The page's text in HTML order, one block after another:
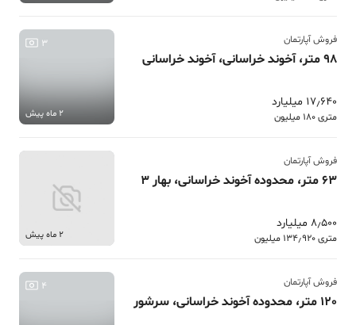
فروش آپارتمان
98 متر، آخوند خراسانی، آخوند خراسانی
17٫640 میلیارد
متری 180 میلیون
3
2 ماه پیش
فروش آپارتمان
63 متر، محدوده آخوند خراسانی، بهار 3
8٫500 میلیارد
متری 134٫920 میلیون 2 ماه پیش
فروش آپارتمان
120 متر، محدوده آخوند خراسانی، سرشور
4